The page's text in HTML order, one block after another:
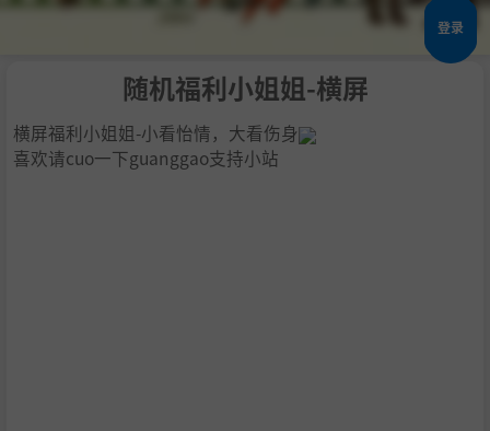
登录
随机福利小姐姐-横屏
横屏福利小姐姐-小看怡情，大看伤身
喜欢请cuo一下guanggao支持小站